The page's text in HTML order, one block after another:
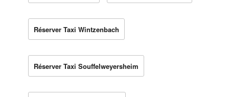
Réserver Taxi Wintzenbach
Réserver Taxi Souffelweyersheim